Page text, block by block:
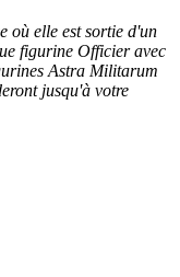
où elle est sortie d'un
figurine Officier avec
Astra Militarum
jusqu'à votre